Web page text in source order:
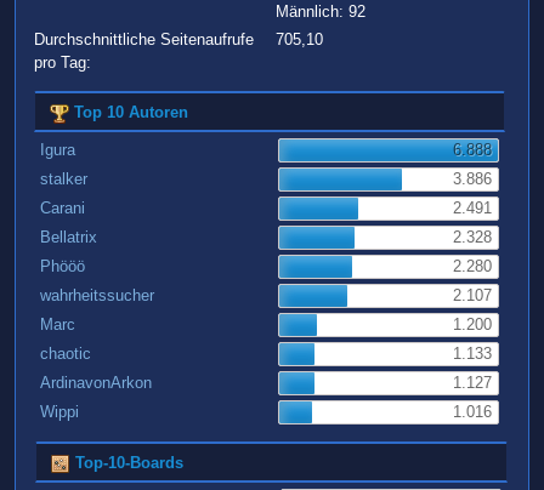
Männlich: 92
Durchschnittliche Seitenaufrufe
pro Tag:
705,10
Top 10 Autoren
Igura
6.888
stalker
3.886
Carani
2.491
Bellatrix
2.328
Phööö
2.280
wahrheitssucher
2.107
Marc
1.200
chaotic
1.133
ArdinavonArkon
1.127
Wippi
1.016
Top-10-Boards